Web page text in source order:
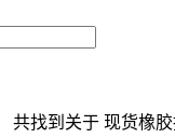
共找到关于 现货橡